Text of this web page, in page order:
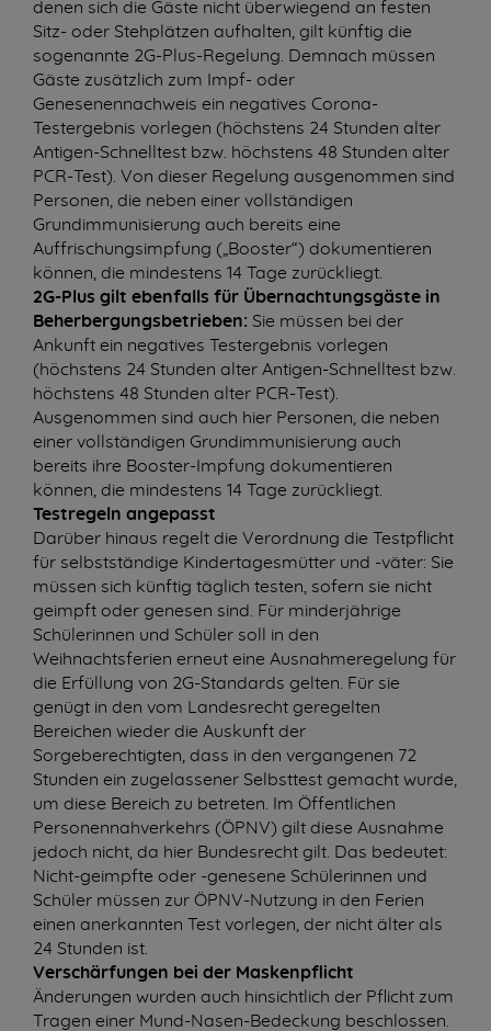
denen sich die Gäste nicht überwiegend an festen
Sitz- oder Stehplätzen aufhalten, gilt künftig die
sogenannte 2G-Plus-Regelung. Demnach müssen
Gäste zusätzlich zum Impf- oder
Genesenennachweis ein negatives Corona-
Testergebnis vorlegen (höchstens 24 Stunden alter
Antigen-Schnelltest bzw. höchstens 48 Stunden alter
PCR-Test). Von dieser Regelung ausgenommen sind
Personen, die neben einer vollständigen
Grundimmunisierung auch bereits eine
Auffrischungsimpfung („Booster“) dokumentieren
können, die mindestens 14 Tage zurückliegt.
2G-Plus gilt ebenfalls für Übernachtungsgäste in
Beherbergungsbetrieben: Sie müssen bei der
Ankunft ein negatives Testergebnis vorlegen
(höchstens 24 Stunden alter Antigen-Schnelltest bzw.
höchstens 48 Stunden alter PCR-Test).
Ausgenommen sind auch hier Personen, die neben
einer vollständigen Grundimmunisierung auch
bereits ihre Booster-Impfung dokumentieren
können, die mindestens 14 Tage zurückliegt.
Testregeln angepasst
Darüber hinaus regelt die Verordnung die Testpflicht
für selbstständige Kindertagesmütter und -väter: Sie
müssen sich künftig täglich testen, sofern sie nicht
geimpft oder genesen sind. Für minderjährige
Schülerinnen und Schüler soll in den
Weihnachtsferien erneut eine Ausnahmeregelung für
die Erfüllung von 2G-Standards gelten. Für sie
genügt in den vom Landesrecht geregelten
Bereichen wieder die Auskunft der
Sorgeberechtigten, dass in den vergangenen 72
Stunden ein zugelassener Selbsttest gemacht wurde,
um diese Bereich zu betreten. Im Öffentlichen
Personennahverkehrs (ÖPNV) gilt diese Ausnahme
jedoch nicht, da hier Bundesrecht gilt. Das bedeutet:
Nicht-geimpfte oder -genesene Schülerinnen und
Schüler müssen zur ÖPNV-Nutzung in den Ferien
einen anerkannten Test vorlegen, der nicht älter als
24 Stunden ist.
Verschärfungen bei der Maskenpflicht
Änderungen wurden auch hinsichtlich der Pflicht zum
Tragen einer Mund-Nasen-Bedeckung beschlossen.